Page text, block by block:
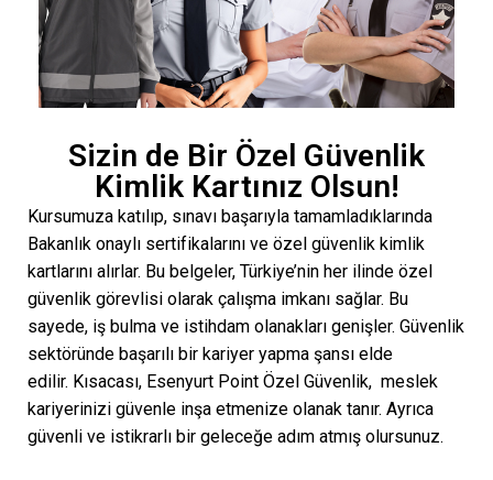
Sizin de Bir Özel Güvenlik
Kimlik Kartınız Olsun!
Kursumuza katılıp, sınavı başarıyla tamamladıklarında
Bakanlık onaylı sertifikalarını ve özel güvenlik kimlik
kartlarını alırlar. Bu belgeler, Türkiye’nin her ilinde özel
güvenlik görevlisi olarak çalışma imkanı sağlar. Bu
sayede, iş bulma ve istihdam olanakları genişler. Güvenlik
sektöründe başarılı bir kariyer yapma şansı elde
edilir. Kısacası, Esenyurt Point Özel Güvenlik, meslek
kariyerinizi güvenle inşa etmenize olanak tanır. Ayrıca
güvenli ve istikrarlı bir geleceğe adım atmış olursunuz.